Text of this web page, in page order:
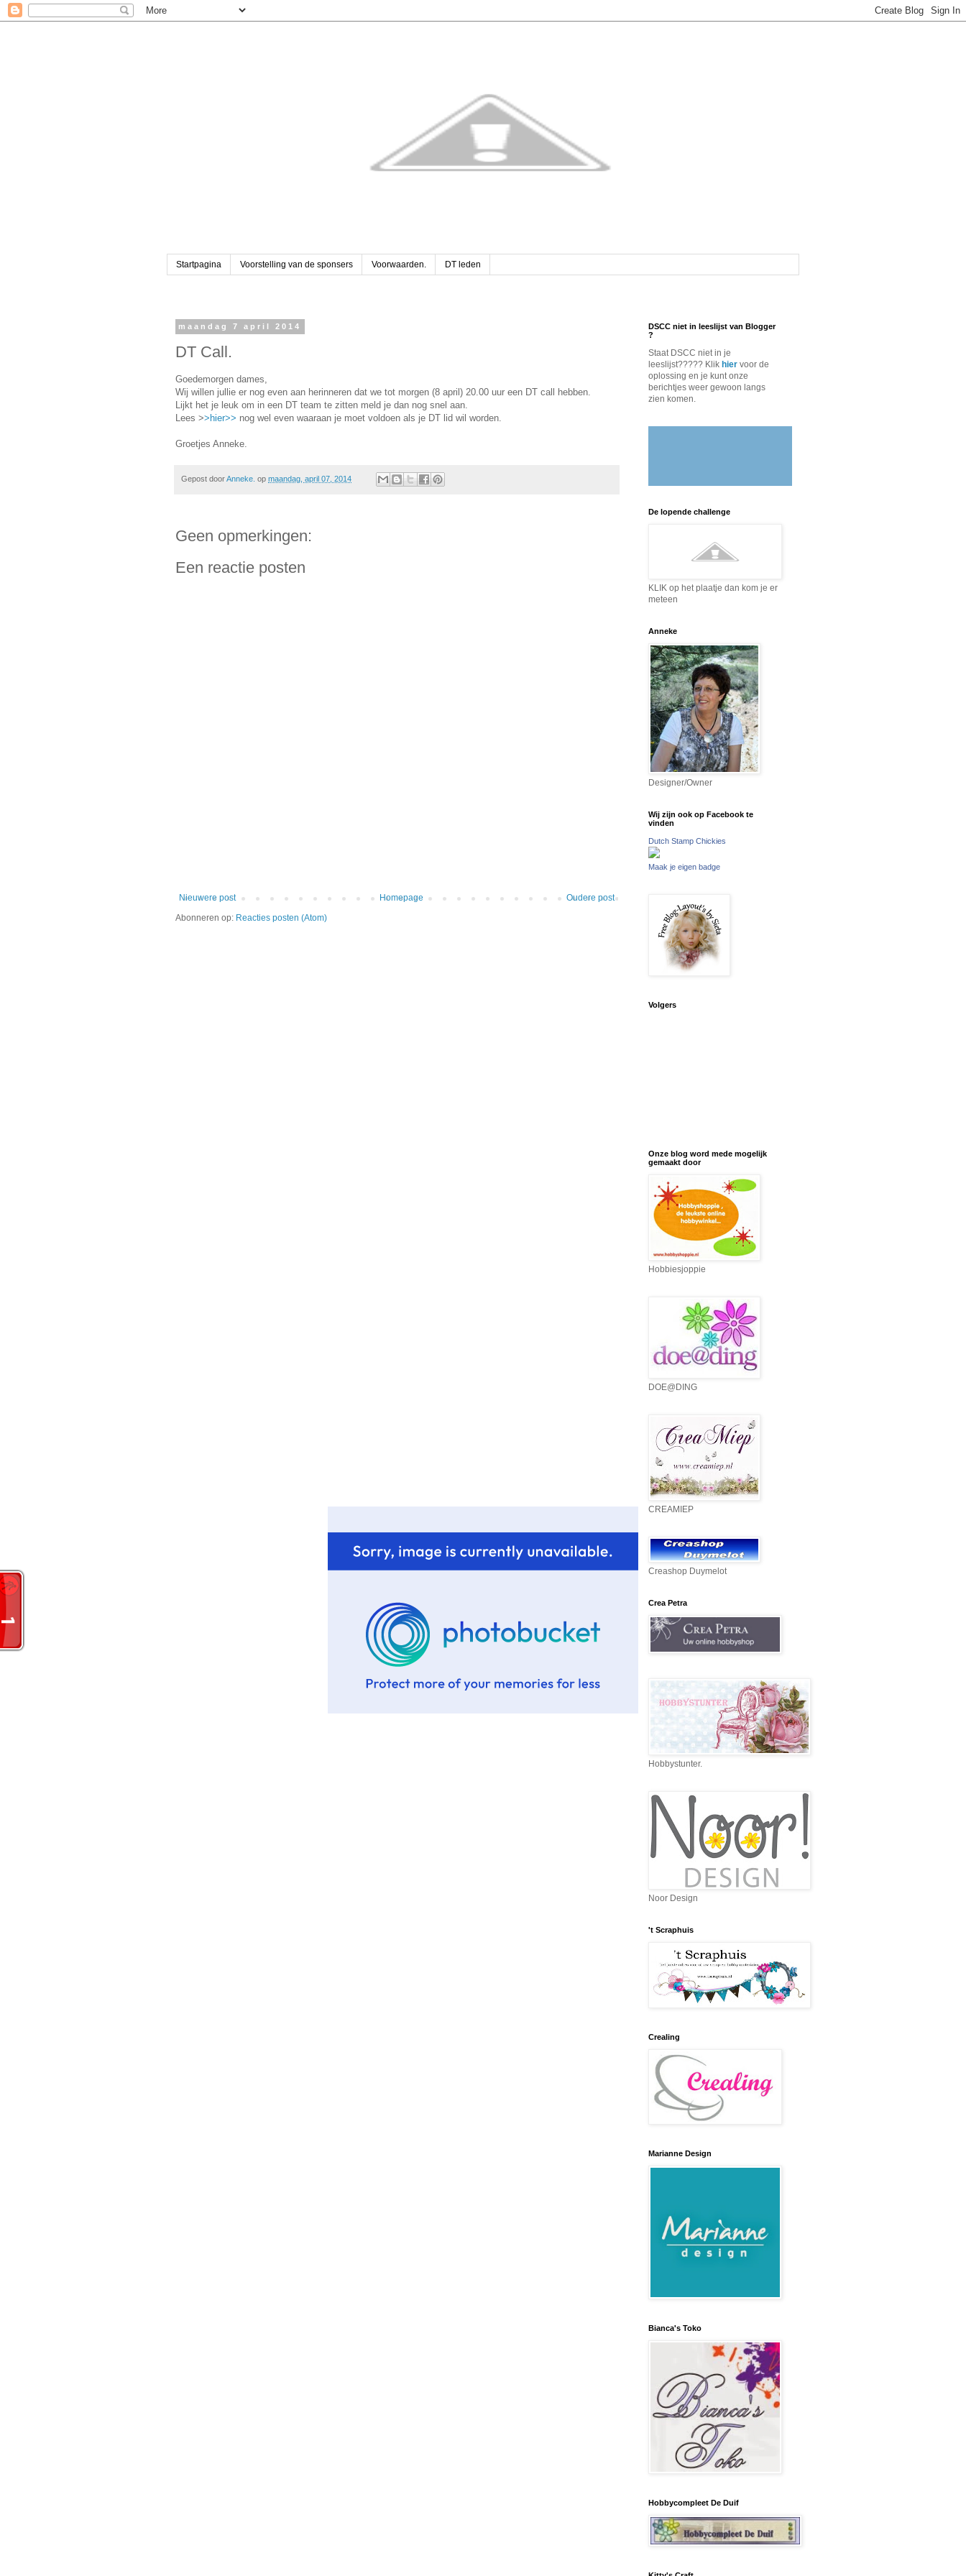
Startpagina Voorstelling van de sponsers Voorwaarden. DT leden
maandag 7 april 2014
DT Call.
Goedemorgen dames,
Wij willen jullie er nog even aan herinneren dat we tot morgen (8 april) 20.00 uur een DT call hebben.
Lijkt het je leuk om in een DT team te zitten meld je dan nog snel aan.
Lees >>hier>> nog wel even waaraan je moet voldoen als je DT lid wil worden.
Groetjes Anneke.
Gepost doorAnneke. op maandag, april 07, 2014
Geen opmerkingen:
Een reactie posten
Nieuwere post Oudere post
Homepage
Abonneren op: Reacties posten (Atom)
DSCC niet in leeslijst van Blogger
?
Staat DSCC niet in je
leeslijst????? Klik hier voor de
oplossing en je kunt onze
berichtjes weer gewoon langs
zien komen.
De lopende challenge
KLIK op het plaatje dan kom je er
meteen
Anneke
Designer/Owner
Wij zijn ook op Facebook te
vinden
Dutch Stamp Chickies
Maak je eigen badge
Volgers
Onze blog word mede mogelijk
gemaakt door
Hobbiesjoppie
DOE@DING
CREAMIEP
Creashop Duymelot
Crea Petra
Hobbystunter.
Noor Design
't Scraphuis
Crealing
Marianne Design
Bianca's Toko
Hobbycompleet De Duif